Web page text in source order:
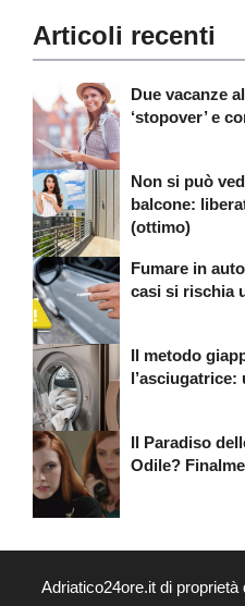
Articoli recenti
Due vacanze
‘stopover’ e
Non si può
balcone:
(ottimo)
Fumare in
casi si rischia
Il metodo
Il Paradiso
Odile?
Adriatico24ore.it di